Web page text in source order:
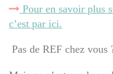
Pour en savoir plus
c’est par ici.
Pas de REF chez vous